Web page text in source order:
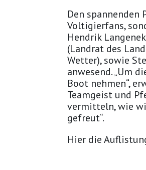
Den spannenden
Voltigierfans,
Hendrik
(Landrat des
Wetter), sowie
anwesend. „Um
Boot nehmen“,
Teamgeist und
vermitteln, wie
gefreut“.
Hier die